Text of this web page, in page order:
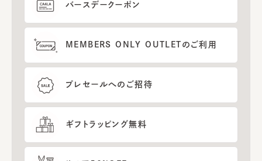
バースデークーポン
MEMBERS ONLY OUTLETのご利用
プレセールへのご招待
ギフトラッピング無料